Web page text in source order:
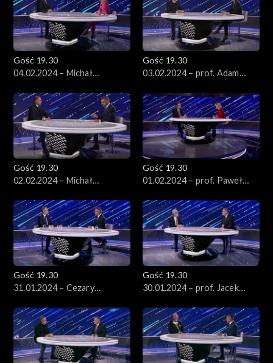
Gość 19.30
04.02.2024 – Michał
Gość 19.30
03.02.2024 – prof. Adam
Gość 19.30
02.02.2024 – Michał
Gość 19.30
01.02.2024 – prof. Paweł
Gość 19.30
31.01.2024 – Cezary
Gość 19.30
30.01.2024 – prof. Jacek